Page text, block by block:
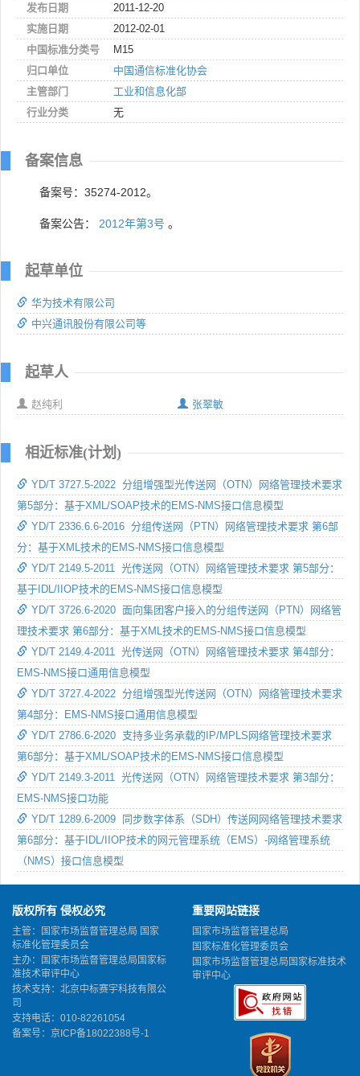
发布日期
2011-12-20
实施日期
2012-02-01
中国标准分类号
M15
归口单位
中国通信标准化协会
主管部门
工业和信息化部
行业分类
无
备案信息
备案号：35274-2012。
备案公告： 2012年第3号 。
起草单位
华为技术有限公司
中兴通讯股份有限公司等
起草人
赵纯利 张翠敏
相近标准(计划)
YD/T 3727.5-2022 分组增强型光传送网（OTN）网络管理技术要求
第5部分：基于XML/SOAP技术的EMS-NMS接口信息模型
YD/T 2336.6.6-2016 分组传送网（PTN）网络管理技术要求 第6部
分：基于XML技术的EMS-NMS接口信息模型
YD/T 2149.5-2011 光传送网（OTN）网络管理技术要求 第5部分：
基于IDL/IIOP技术的EMS-NMS接口信息模型
YD/T 3726.6-2020 面向集团客户接入的分组传送网（PTN）网络管
理技术要求 第6部分：基于XML技术的EMS-NMS接口信息模型
YD/T 2149.4-2011 光传送网（OTN）网络管理技术要求 第4部分：
EMS-NMS接口通用信息模型
YD/T 3727.4-2022 分组增强型光传送网（OTN）网络管理技术要求
第4部分：EMS-NMS接口通用信息模型
YD/T 2786.6-2020 支持多业务承载的IP/MPLS网络管理技术要求
第6部分：基于XML/SOAP技术的EMS-NMS接口信息模型
YD/T 2149.3-2011 光传送网（OTN）网络管理技术要求 第3部分：
EMS-NMS接口功能
YD/T 1289.6-2009 同步数字体系（SDH）传送网网络管理技术要求
第6部分：基于IDL/IIOP技术的网元管理系统（EMS）-网络管理系统
（NMS）接口信息模型
版权所有 侵权必究
主管：国家市场监督管理总局 国家
标准化管理委员会
主办：国家市场监督管理总局国家标
准技术审评中心
技术支持：北京中标赛宇科技有限公
司
支持电话：010-82261054
备案号： 京ICP备18022388号-1
重要网站链接
国家市场监督管理总局
国家标准化管理委员会
国家市场监督管理总局国家标准技术
审评中心